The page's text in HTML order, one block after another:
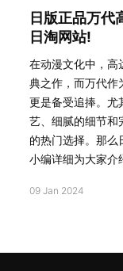
日版正品万代
日淘网站!
在动漫文化中，高
典之作，而万代作
更是备受追捧。尤
艺、细腻的细节和
的热门选择。那么
小编详细为大家介
09 Jan 2024